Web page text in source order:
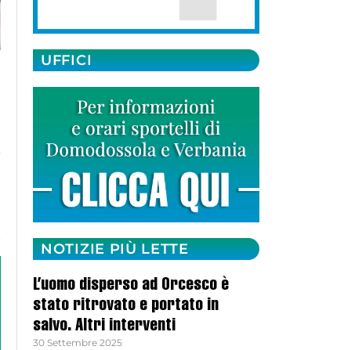
UFFICI
NOTIZIE PIÙ LETTE
L’uomo disperso ad Orcesco è
stato ritrovato e portato in
salvo. Altri interventi
30 Settembre 2025